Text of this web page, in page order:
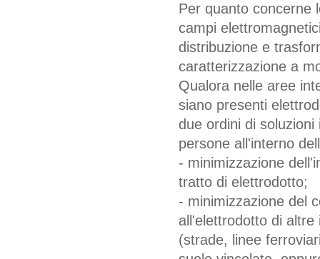
Per quanto concerne
campi
distribuzione e
caratterizzazione a
Qualora nelle aree
siano presenti
due ordini di
persone all'interno
- minimizzazione
tratto di elettrodotto;
- minimizzazione del
all'elettrodotto di
(strade, linee